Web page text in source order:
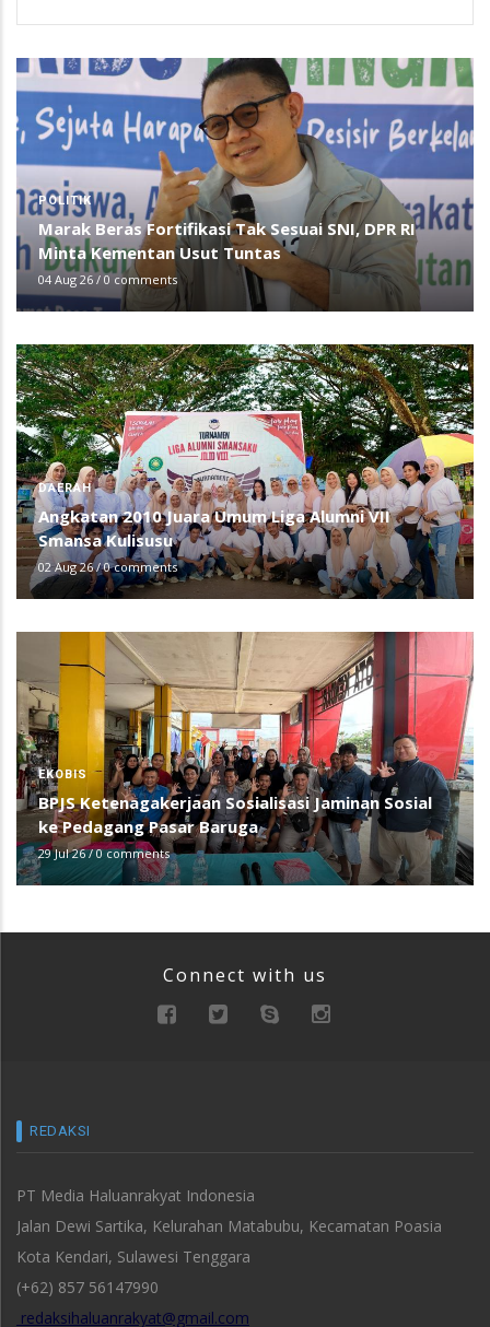
POLITIK
Marak Beras Fortifikasi Tak Sesuai SNI, DPR RI
Minta Kementan Usut Tuntas
04 Aug 26 / 0 comments
DAERAH
Angkatan 2010 Juara Umum Liga Alumni VII
Smansa Kulisusu
02 Aug 26/0 comments
EKOBIS
BPJS Ketenagakerjaan Sosialisasi Jaminan Sosial
ke Pedagang Pasar Baruga
29 Jul 26/0 comments
Connect with us
REDAKSI
PT Media Haluanrakyat Indonesia
Jalan Dewi Sartika, Kelurahan Matabubu, Kecamatan Poasia
Kota Kendari, Sulawesi Tenggara
(+62) 857 56147990
redaksihaluanrakyat@gmail.com